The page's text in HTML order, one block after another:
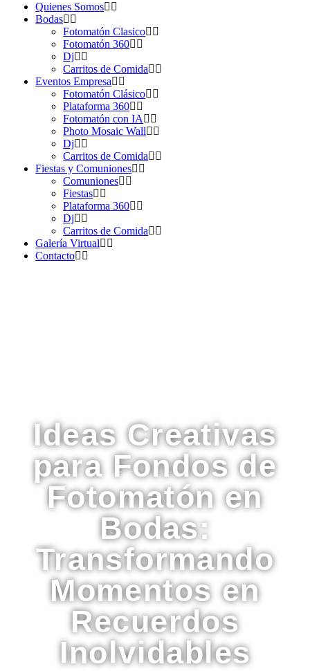
Quienes Somos
Bodas
Fotomatón Clasico
Fotomatón 360
Dj
Carritos de Comida
Eventos Empresa
Fotomatón Clásico
Plataforma 360
Fotomatón con IA
Photo Mosaic Wall
Dj
Carritos de Comida
Fiestas y Comuniones
Comuniones
Fiestas
Plataforma 360
Dj
Carritos de Comida
Galería Virtual
Contacto
Ideas Creativas
para Fondos de
Fotomatón en
Bodas:
Transformando
Momentos en
Recuerdos
Inolvidables